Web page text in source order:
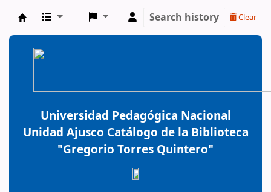
BiblioGTQ
Search history Clear
Universidad Pedagógica Nacional
Unidad Ajusco Catálogo de la Biblioteca
"Gregorio Torres Quintero"